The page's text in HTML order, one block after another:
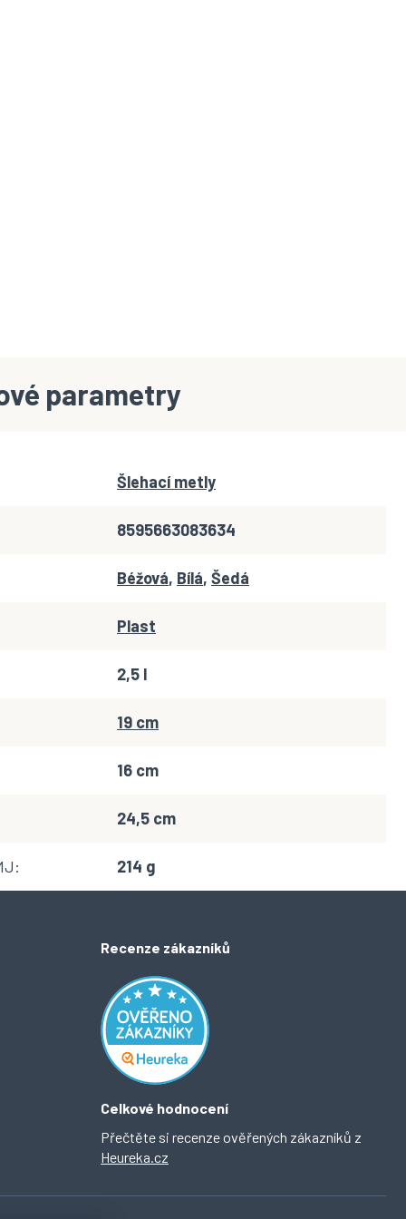
parametry
Šlehací metly
8595663083634
Béžová, Bílá, Šedá
Plast
2,5 l
19 cm
16 cm
24,5 cm
: 214 g
Recenze zákazníků
Celkové hodnocení
Přečtěte si recenze ověřených zákazníků z
Heureka.cz